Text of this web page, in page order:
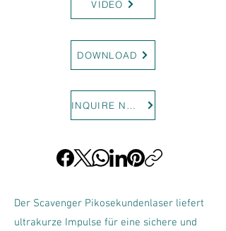
VIDEO
DOWNLOAD
INQUIRE NOW
Der Scavenger Pikosekundenlaser liefert
ultrakurze Impulse für eine sichere und